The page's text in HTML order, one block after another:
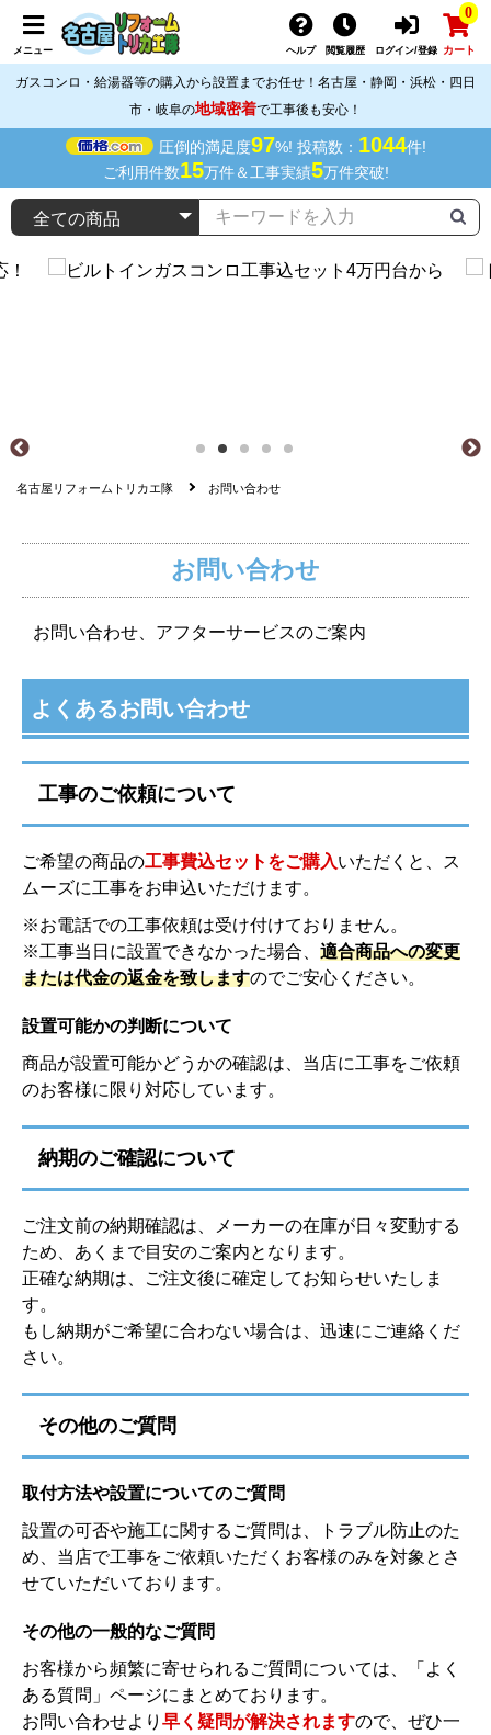
メニュー ヘルプ 閲覧履歴 ログイン/登録
0
カート
ガスコンロ・給湯器等の購入から設置までお任せ！名古屋・静岡・浜松・四日
市・岐阜の地域密着で工事後も安心！
圧倒的満足度97%! 投稿数： 1044件!
ご利用件数15万件＆工事実績5万件突破!
名古屋リフォームトリカエ隊 お問い合わせ
お問い合わせ
お問い合わせ、アフターサービスのご案内
よくあるお問い合わせ
工事のご依頼について
ご希望の商品の工事費込セットをご購入いただくと、ス
ムーズに工事をお申込いただけます。
※お電話での工事依頼は受け付けておりません。
※工事当日に設置できなかった場合、 適合商品への変更
または代金の返金を致しますのでご安心ください。
設置可能かの判断について
商品が設置可能かどうかの確認は、当店に工事をご依頼
のお客様に限り対応しています。
納期のご確認について
ご注文前の納期確認は、メーカーの在庫が日々変動する
ため、あくまで目安のご案内となります。
正確な納期は、ご注文後に確定してお知らせいたしま
す。
もし納期がご希望に合わない場合は、迅速にご連絡くだ
さい。
その他のご質問
取付方法や設置についてのご質問
設置の可否や施工に関するご質問は、トラブル防止のた
め、当店で工事をご依頼いただくお客様のみを対象とさ
せていただいております。
その他の一般的なご質問
お客様から頻繁に寄せられるご質問については、「よく
ある質問」ページにまとめております。
お問い合わせより 早く疑問が解決されますので、ぜひ一